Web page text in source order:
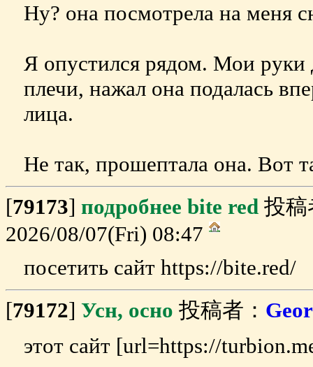
Ну? она посмотрела на меня
Я опустился рядом. Мои
плечи, нажал она подалась
лица.
Не так, прошептала она. Вот
[79173] подробнее bite red 投稿
2026/08/07(Fri) 08:47
посетить сайт https://bite.red/
[79172] Усн, осно 投稿者：
этот сайт [url=https://